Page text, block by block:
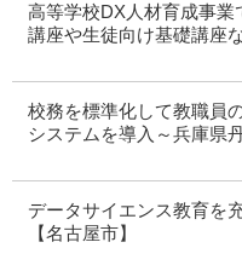
高等学校DX人材育成事
講座や生徒向け基礎講座
校務を標準化して教職員
システムを導入～兵庫県
データサイエンス教育を
【名古屋市】